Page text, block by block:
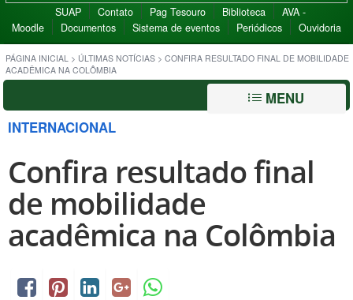
SUAP Contato Pag Tesouro Biblioteca
AVA -
Moodle
Documentos Sistema de eventos Periódicos Ouvidoria
PÁGINA INICIAL > ÚLTIMAS NOTÍCIAS > CONFIRA RESULTADO FINAL DE MOBILIDADE
ACADÊMICA NA COLÔMBIA
MENU
INTERNACIONAL
Confira resultado final
de mobilidade
acadêmica na Colômbia